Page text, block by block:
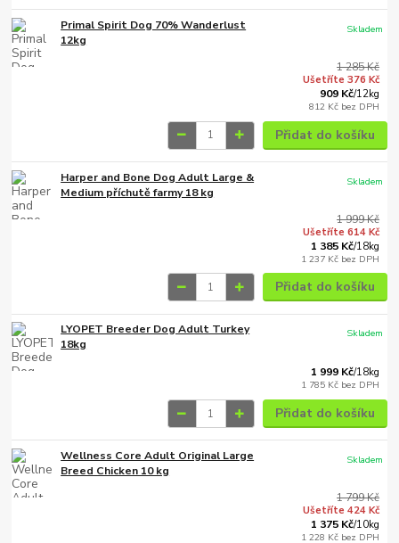
Primal Spirit Dog 70% Wanderlust
12kg
1 285 Kč
Ušetříte 376 Kč
909 Kč/12kg
812 Kč bez DPH
Skladem
Přidat do košíku
Harper and Bone Dog Adult Large &
Medium příchutě farmy 18 kg
1 999 Kč
Ušetříte 614 Kč
1 385 Kč/18kg
1 237 Kč bez DPH
Skladem
Přidat do košíku
LYOPET Breeder Dog Adult Turkey
18kg
1 999 Kč/18kg
1 785 Kč bez DPH
Skladem
Přidat do košíku
Wellness Core Adult Original Large
Breed Chicken 10 kg
1 799 Kč
Ušetříte 424 Kč
1 375 Kč/10kg
1 228 Kč bez DPH
Skladem